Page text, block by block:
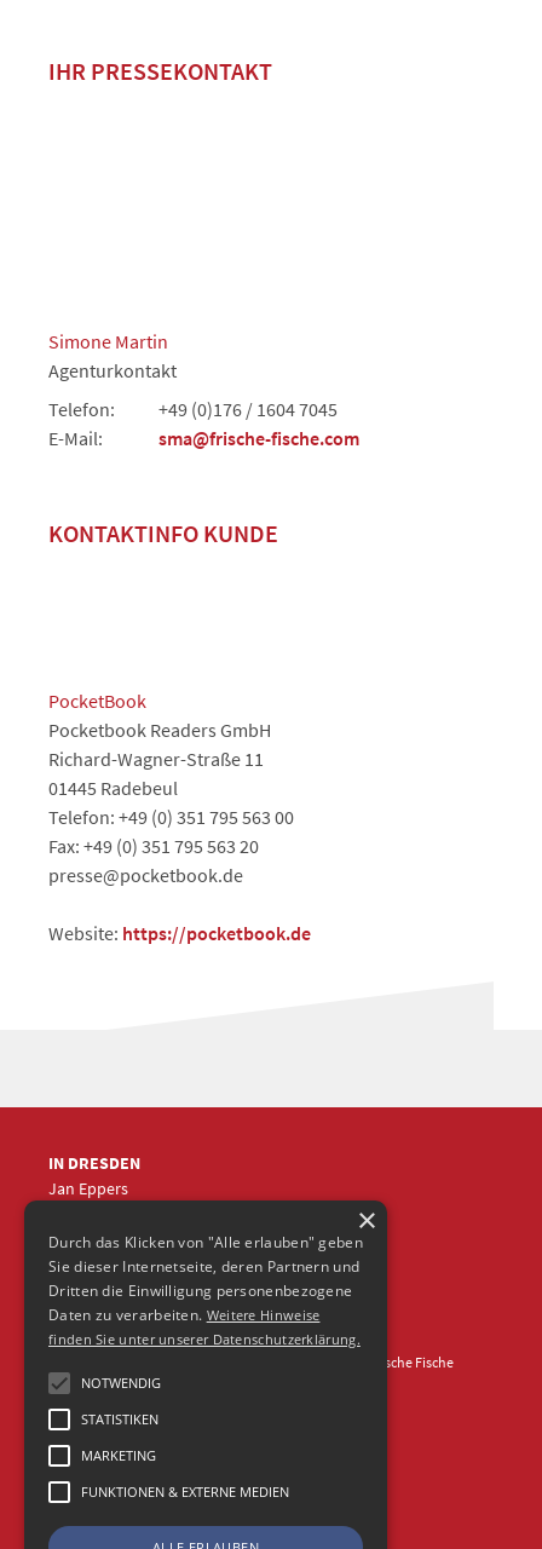
IHR PRESSEKONTAKT
Simone Martin
Agenturkontakt
Telefon:
+49 (0)176 / 1604 7045
E-Mail:
sma@frische-fische.com
KONTAKTINFO KUNDE
PocketBook
Pocketbook Readers GmbH
Richard-Wagner-Straße 11
01445 Radebeul
Telefon: +49 (0) 351 795 563 00
Fax: +49 (0) 351 795 563 20
presse@pocketbook.de
Website: https://pocketbook.de
IN DRESDEN
Jan Eppers
jep@frische-fische.com
© 2026 Agentur Frische Fische
×
Durch das Klicken von "Alle erlauben" geben
Sie dieser Internetseite, deren Partnern und
Dritten die Einwilligung personenbezogene
Daten zu verarbeiten. Weitere Hinweise
finden Sie unter unserer Datenschutzerklärung.
NOTWENDIG
STATISTIKEN
MARKETING
FUNKTIONEN & EXTERNE MEDIEN